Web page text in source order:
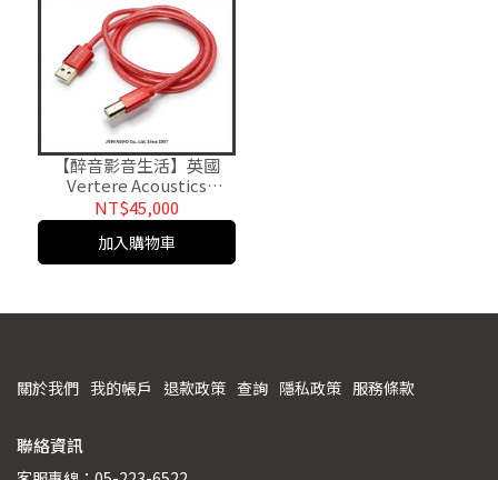
【醉音影音生活】英國
Vertere Acoustics
Redline (2m) 英國製USB
A-B傳輸線.台灣公司貨
NT$45,000
加入購物車
關於我們 我的帳戶 退款政策 查詢 隱私政策 服務條款
聯絡資訊